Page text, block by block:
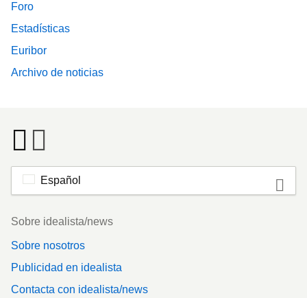
Foro
Estadísticas
Euribor
Archivo de noticias
Español
Footer
Sobre idealista/news
Sobre nosotros
Publicidad en idealista
Contacta con idealista/news